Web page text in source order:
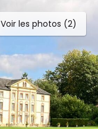
Voir les photos (2)